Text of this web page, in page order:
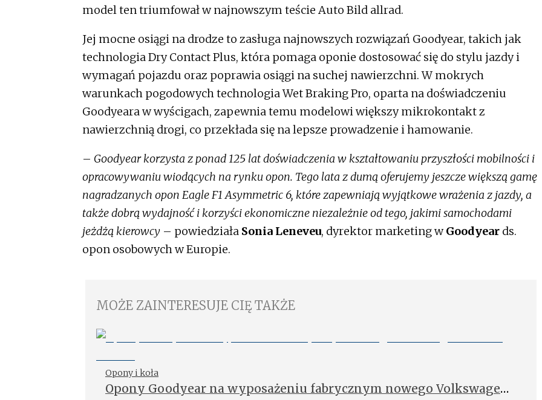
model ten triumfował w najnowszym teście Auto Bild allrad.
Jej mocne osiągi na drodze to zasługa najnowszych rozwiązań Goodyear, takich jak
technologia Dry Contact Plus, która pomaga oponie dostosować się do stylu jazdy i
wymagań pojazdu oraz poprawia osiągi na suchej nawierzchni. W mokrych
warunkach pogodowych technologia Wet Braking Pro, oparta na doświadczeniu
Goodyeara w wyścigach, zapewnia temu modelowi większy mikrokontakt z
nawierzchnią drogi, co przekłada się na lepsze prowadzenie i hamowanie.
– Goodyear korzysta z ponad 125 lat doświadczenia w kształtowaniu przyszłości mobilności i
opracowywaniu wiodących na rynku opon. Tego lata z dumą oferujemy jeszcze większą gamę
nagradzanych opon Eagle F1 Asymmetric 6, które zapewniają wyjątkowe wrażenia z jazdy, a
także dobrą wydajność i korzyści ekonomiczne niezależnie od tego, jakimi samochodami
jeżdżą kierowcy – powiedziała Sonia Leneveu, dyrektor marketing wGoodyear ds.
opon osobowych w Europie.
MOŻE ZAINTERESUJE CIĘ TAKŻE
Opony i koła
Opony Goodyear na wyposażeniu fabrycznym nowego Volkswagena